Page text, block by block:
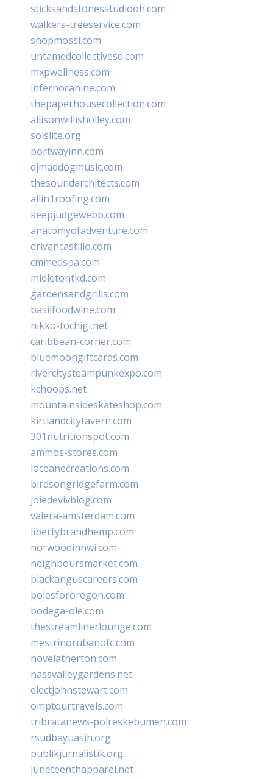
sticksandstonesstudiooh.com
walkers-treeservice.com
shopmossi.com
untamedcollectivesd.com
mxpwellness.com
infernocanine.com
thepaperhousecollection.com
allisonwillisholley.com
solslite.org
portwayinn.com
djmaddogmusic.com
thesoundarchitects.com
allin1roofing.com
keepjudgewebb.com
anatomyofadventure.com
drivancastillo.com
cmmedspa.com
midletontkd.com
gardensandgrills.com
basilfoodwine.com
nikko-tochigi.net
caribbean-corner.com
bluemoongiftcards.com
rivercitysteampunkexpo.com
kchoops.net
mountainsideskateshop.com
kirtlandcitytavern.com
301nutritionspot.com
ammos-stores.com
loceanecreations.com
birdsongridgefarm.com
joiedevivblog.com
valera-amsterdam.com
libertybrandhemp.com
norwoodinnwi.com
neighboursmarket.com
blackanguscareers.com
bolesfororegon.com
bodega-ole.com
thestreamlinerlounge.com
mestrinorubanofc.com
novelatherton.com
nassvalleygardens.net
electjohnstewart.com
omptourtravels.com
tribratanews-polreskebumen.com
rsudbayuasih.org
publikjurnalistik.org
juneteenthapparel.net